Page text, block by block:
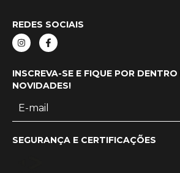
REDES SOCIAIS
INSCREVA-SE E FIQUE POR
NOVIDADES!
SEGURANÇA E CERTIFICAÇÕES